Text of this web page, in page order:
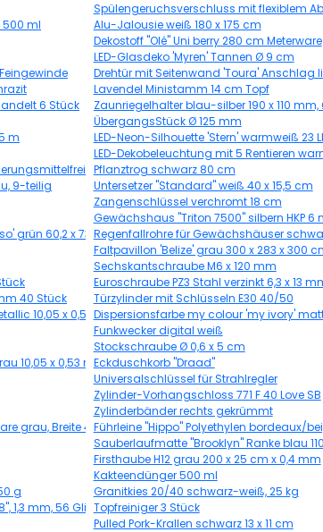
Spülengeruchsverschluss mit flexiblem
500 ml
Alu-Jalousie weiß 180 x 175 cm
Dekostoff "Olé" Uni berry 280 cm Meterware
LED-Glasdeko 'Myren' Tannen Ø 9 cm
Drehtür mit Seitenwand 'Toura' Anschlag
Lavendel Ministamm 14 cm Topf
6 Stück
Zaunriegelhalter blau-silber 190 x 110 mm,
ÜbergangsStück Ø 125 mm
m
LED-Neon-Silhouette 'Stern' warmweiß 23
LED-Dekobeleuchtung mit 5 Rentieren
2,5 l
Pflanztrog schwarz 80 cm
9-teilig
Untersetzer "Standard" weiß 40 x 15,5 cm
Zangenschlüssel verchromt 18 cm
Gewächshaus "Triton 7500" silbern HKP 6
grün 60,2 x 73,6 cmRegenfallrohre für Gewächshäuser
Faltpavillon 'Belize' grau 300 x 283 x 300
Sechskantschraube M6 x 120 mm
Euroschraube PZ3 Stahl verzinkt 6,3 x 13
40 Stück
Türzylinder mit Schlüsseln E30 40/50
10,05 x 0,53 mDispersionsfarbe my colour 'my ivory' matt
Funkwecker digital weiß
Stockschraube Ø 0,6 x 5 cm
10,05 x 0,53 mEckduschkorb "Draad"
Universalschlüssel für Strahlregler
Zylinder-Vorhangschloss 771 F 40 Love SB
Zylinderbänder rechts gekrümmt
grau, Breite 400 cmFührleine "Hippo" Polyethylen bordeaux/
Sauberlaufmatte "Brooklyn" Ranke blau
Firsthaube H12 grau 200 x 25 cm x 0,4 mm
Kakteendünger 500 ml
g
Granitkies 20/40 schwarz-weiß, 25 kg
1,3 mm, 56 GliederTopfreiniger 3 Stück
Pulled Pork-Krallen schwarz 13 x 11 cm